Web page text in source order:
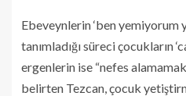
Ebeveynlerin ‘ben yemiyorum
tanımladığı süreci çocukların
ergenlerin ise “nefes
belirten Tezcan, çocuk